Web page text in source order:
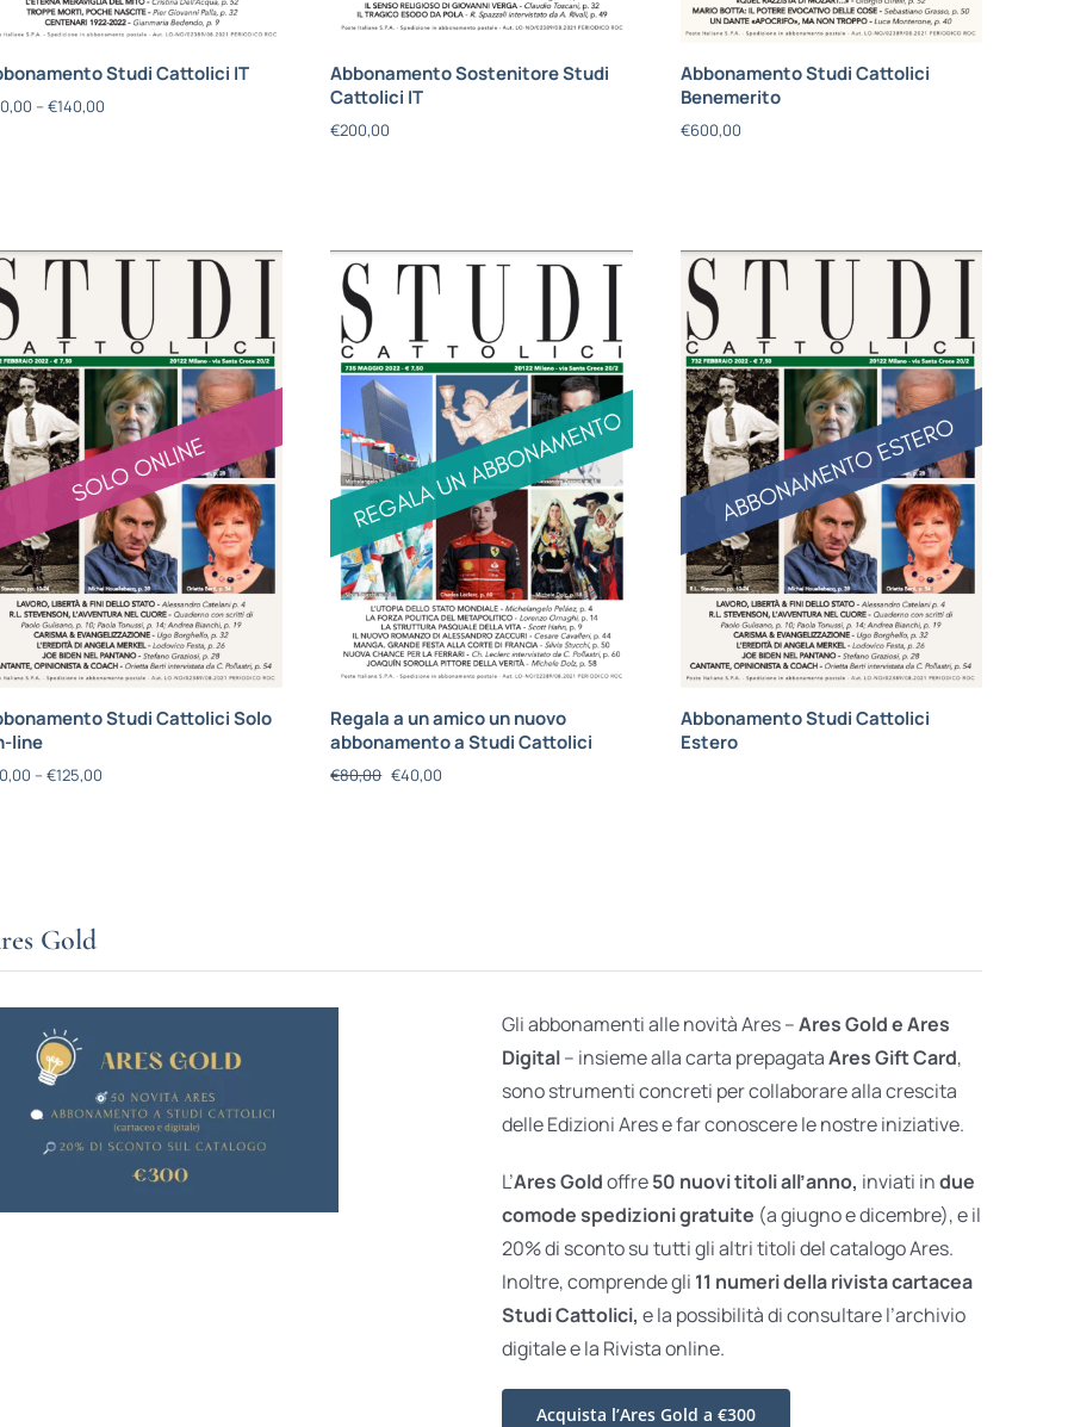
Studi Cattolici IT
– €140,00
Abbonamento Sostenitore Studi
Cattolici IT
€200,00
Abbonamento Studi Cattolici
Benemerito
€600,00
Studi Cattolici Solo
line
– €125,00
Regala a un amico un nuovo
abbonamento a Studi Cattolici
€80,00 €40,00
Abbonamento Studi Cattolici
Estero
Gold
Gli abbonamenti alle novità Ares –Ares Gold e Ares
Digital– insieme alla carta prepagataAres Gift Card,
sono strumenti concreti per collaborare alla crescita
delle Edizioni Ares e far conoscere le nostre iniziative.
L’Ares Goldoffre50 nuovi titoli all’anno, inviati indue
comode spedizioni gratuite (a giugno e dicembre), e il
20% di sconto su tutti gli altri titoli del catalogo Ares.
Inoltre, comprende gli 11 numeri della rivista cartacea
Studi Cattolici, e la possibilità di consultare l’archivio
digitale e la Rivista online.
Acquista l’Ares Gold a €300